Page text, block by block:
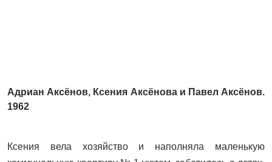
Адриан Аксёнов, Ксения Аксёнова и Павел Аксёнов.
1962
Ксения вела хозяйство и наполняла маленькую